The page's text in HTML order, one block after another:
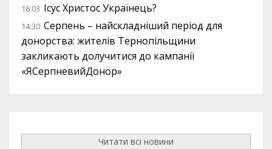
16:03 Ісус Христос Українець?
14:30 Серпень – найскладніший період для
донорства: жителів Тернопільщини
закликають долучитися до кампанії
«ЯСерпневийДонор»
Читати всі новини